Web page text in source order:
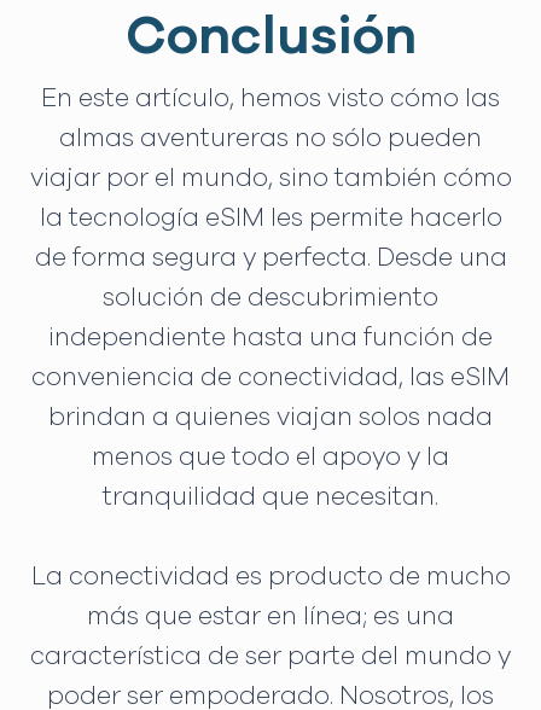
Conclusión
En este artículo, hemos visto cómo las
almas aventureras no sólo pueden
viajar por el mundo, sino también cómo
la tecnología eSIM les permite hacerlo
de forma segura y perfecta. Desde una
solución de descubrimiento
independiente hasta una función de
conveniencia de conectividad, las eSIM
brindan a quienes viajan solos nada
menos que todo el apoyo y la
tranquilidad que necesitan.
La conectividad es producto de mucho
más que estar en línea; es una
característica de ser parte del mundo y
poder ser empoderado. Nosotros, los